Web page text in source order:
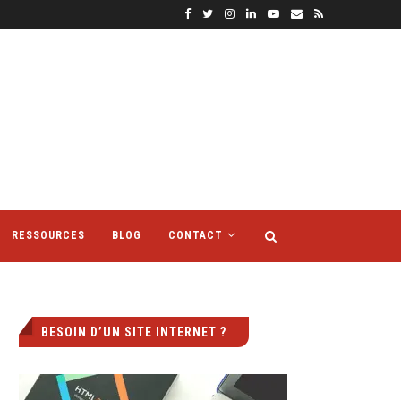
RESSOURCES BLOG CONTACT
BESOIN D’UN SITE INTERNET ?